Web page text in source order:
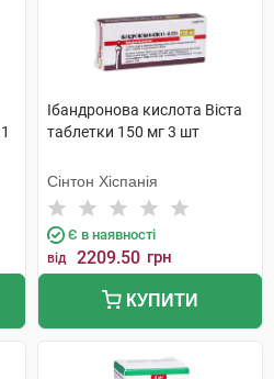
Ібандронова кислота Віста
таблетки 150 мг 3 шт
Сінтон Хіспанія
Є в наявності
від 2209.50 грн
КУПИТИ